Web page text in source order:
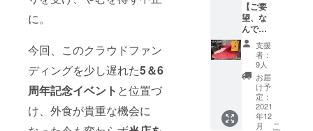
に。
今回、このクラウドファン
ディングを少し遅れた5＆6
周年記念イベント と位置づ
け、外食が貴重な機会に
事項】
・ご
利用の
際は、
お食事
券をご
持参く
ださ
い。
・お
食事券
に予約
をお願
いいた
しま
す。当
日来店
されて
もお使
いいた
だけま
せん。
（1,000
円×12
枚）の
お食事
券をご
自宅に
郵送い
たしま
す。
※複数回
に分け
【ご要
望、な
んでも
言って
くださ
い！】
オー
ナー厳
選！大
切な人
と肴と
支援
者：
9人
お届
け予
定：
2021
年12
月
こ